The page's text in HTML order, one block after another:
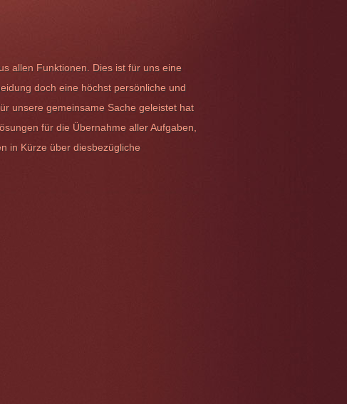
allen Funktionen. Dies ist für uns eine
doch eine höchst persönliche und
unsere gemeinsame Sache geleistet hat
für die Übernahme aller Aufgaben,
in Kürze über diesbezügliche